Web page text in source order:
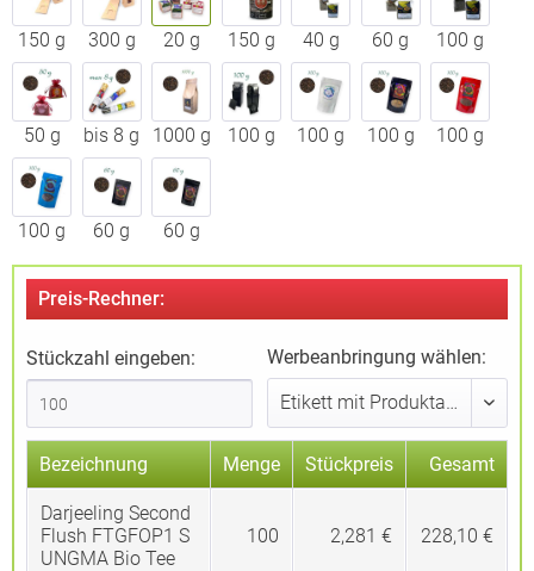
150 g 300 g 20 g 150 g 40 g 60 g 100 g
50 g bis 8 g 1000 g 100 g 100 g 100 g 100 g
100 g 60 g 60 g
Preis-Rechner:
Stückzahl eingeben: Werbeanbringung wählen:
Bezeichnung Menge Stückpreis Gesamt
Darjeeling Second
Flush FTGFOP1 S
UNGMA Bio Tee
100 2,281 € 228,10 €